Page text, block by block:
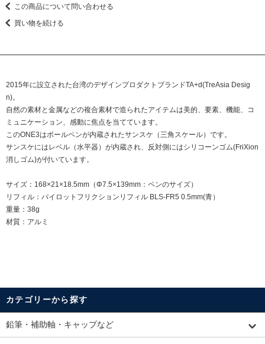
この商品について問い合わせる
買い物を続ける
2015年に設立された台湾のデザインプロダクトブランドTA+d(TreAsia Desig
n)。
自然の素材と金属などの複合素材で造られたアイテムは美的、要素、機能、コ
ミュニケーション、感動に焦点を当てています。
このONE3はボールペンが内蔵されたサンスケ（三角スケール）です。
サンスケにはレベル（水平器）が内蔵され、反対側にはシリコーンゴム(FriXion
消しゴム)が付いています。
サイズ：168×21×18.5mm（Φ7.5×139mm：ペンのサイズ）
リフィル：パイロットフリクションリフィル BLS-FR5 0.5mm(青）
重量：38g
材質：アルミ
カテゴリーから探す
鉛筆・補助軸・キャップなど